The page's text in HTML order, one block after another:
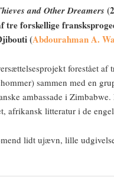
and Other Dreamers
tre forskellige
(Abdourahman A.
forestået af
sammen med en
ambassade i
afrikansk litteratur i de
lidt ujævn, lille